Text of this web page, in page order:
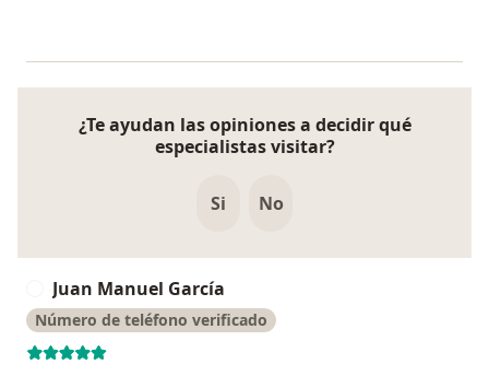
¿Te ayudan las opiniones a decidir qué
especialistas visitar?
Si No
Juan Manuel García
Número de teléfono verificado